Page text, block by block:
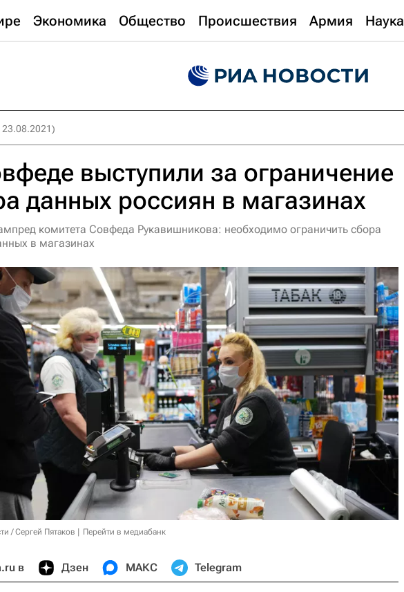
Экономика Общество Происшествия Армия Наука
выступили за ограничение
данных россиян в магазинах
комитета Совфеда Рукавишникова: необходимо ограничить сбора
в магазинах
/ Сергей Пятаков Перейти в медиабанк
в Дзен МАКС Telegram